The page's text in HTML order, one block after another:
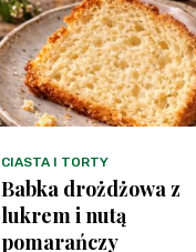
CIASTA I TORTY
Babka drożdżowa z
lukrem i nutą
pomarańczy